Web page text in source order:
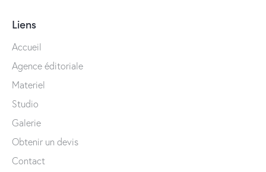
Liens
Accueil
Agence éditoriale
Materiel
Studio
Galerie
Obtenir un devis
Contact